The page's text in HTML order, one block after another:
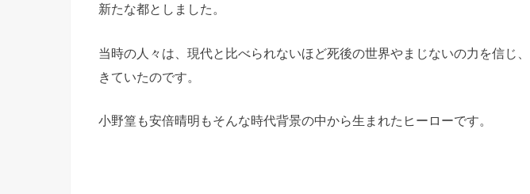
新たな都としました。
当時の人々は、現代と比べられないほど死後の世界やまじないの力を信じ、
きていたのです。
小野篁も安倍晴明もそんな時代背景の中から生まれたヒーローです。